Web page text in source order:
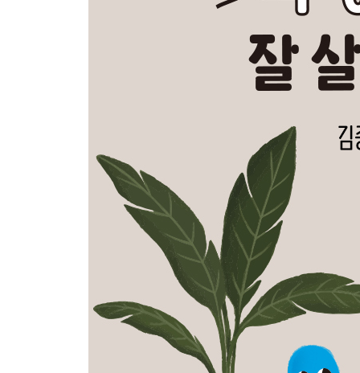
바보 멍청이가 되어 보자
잘 알고 있는 속담을 비틀어 보자
집 안에 나만의 비밀 공간을 만들어 보자
‘하기 싫지만 억지로 하고 있는 일의 리스트’를 만
라디오를 들어 보자
내가 좋아하는 상품의 광고 문구를 작성해 보자
연을 날려 보자
세상에 전혀 쓸모없어 보이는 발명품을 만들어 보자
마음에 드는 단어 하나를 선택하고, 그 단어가 들
텔레비전에다 자연의 모습을 담은 영상을 하루 종
질문하는 연습을 해 보자
노래 한 곡의 여러 가지 다른 버전을 들어 보자
상품을 만들어서 선물해 보자
하루 종일 굶어 보고 내가 느끼는 허기의 정도를
내 감정을 건물에 비유해 보자. 지하에는 어떤 감